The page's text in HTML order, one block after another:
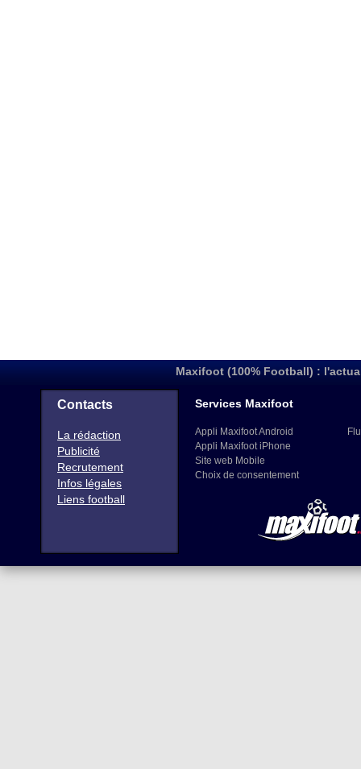
Maxifoot (100% Football) :
Contacts
La rédaction
Publicité
Recrutement
Infos légales
Liens football
Services Maxifoot
Appli Maxifoot Android
Appli Maxifoot iPhone
Site web Mobile
Choix de consentement